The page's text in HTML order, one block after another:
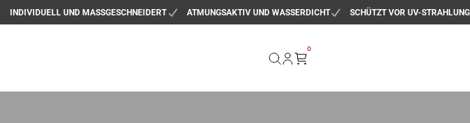
INDIVIDUELL UND MASSGESCHNEIDERT ATMUNGSAKTIV UND WASSERDICHT SCHÜTZT VOR UV-STRAHLUNG
0